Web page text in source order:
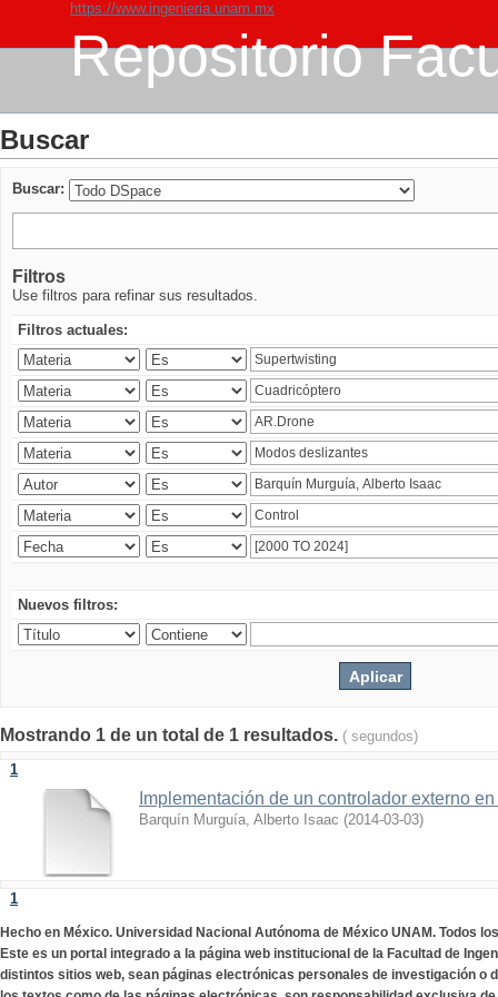
https://www.ingenieria.unam.mx
Repositorio
Buscar
Buscar:
Filtros
Use filtros para refinar sus resultados.
Filtros actuales:
Nuevos filtros:
Mostrando 1 de un total de 1 resultados. ( segundos)
1
Implementación de un controlador externo
Barquín Murguía, Alberto Isaac (2014-03-03)
1
Hecho en México. Universidad Nacional Autónoma de México UNAM. Todos
Este es un portal integrado a la página web institucional de la Facultad de
distintos sitios web, sean páginas electrónicas personales de investigación o